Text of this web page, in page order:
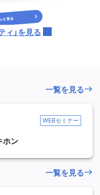
WEBセミナー
ホン
一覧を見る
一覧を見る
ィ」を見る